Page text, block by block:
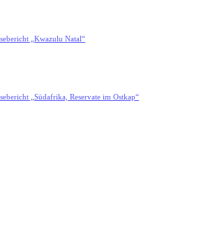
„Kwazulu Natal“
„Südafrika, Reservate im Ostkap“